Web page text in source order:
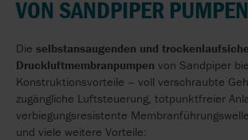
VON SANDPIPER PUMPEN
Die selbstansaugenden und
Druckluftmembranpumpen von Sandpiper
Konstruktionsvorteile – voll verschraubte
zugängliche Luftsteuerung, totpunktfreier
verbiegungsresistente
und viele weitere Vorteile: